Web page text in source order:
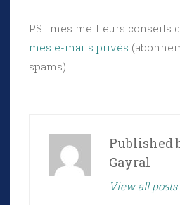
PS : mes meilleurs conseils
mes e-mails privés
spams).
Published
Gayral
View all